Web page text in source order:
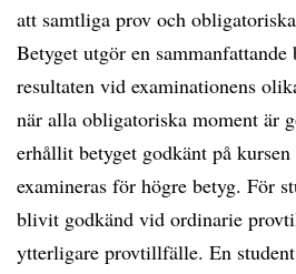
att samtliga prov och
Betyget utgör en sammanfattande
resultaten vid examinationens
när alla obligatoriska moment är
erhållit betyget godkänt på
examineras för högre betyg. För
blivit godkänd vid ordinarie
ytterligare provtillfälle. En